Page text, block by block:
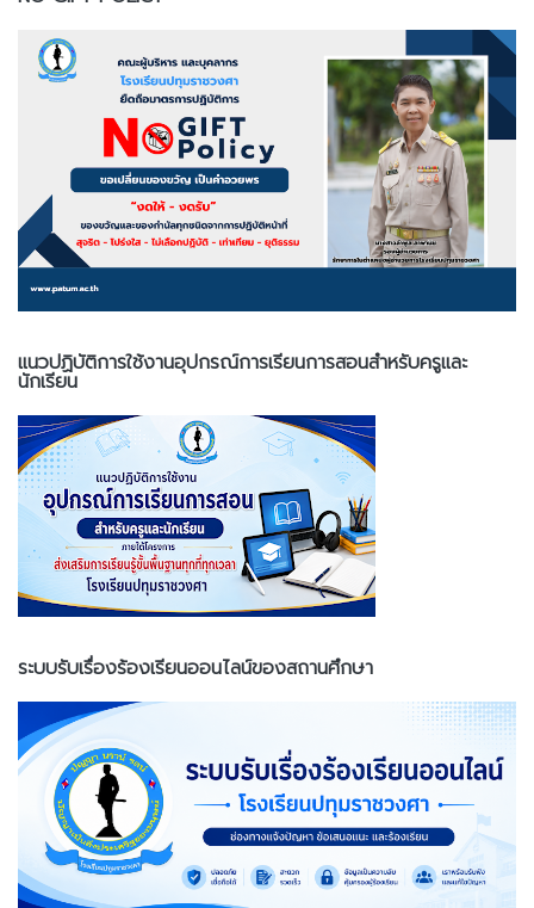
แนวปฏิบัติการใช้งานอุปกรณ์การเรียนการสอนสำหรับครูและ
นักเรียน
ระบบรับเรื่องร้องเรียนออนไลน์ของสถานศึกษา